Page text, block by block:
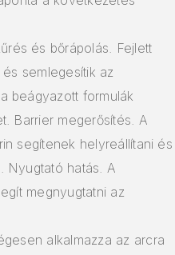
és bőrápolás. Fejlett
semlegesítik az
beágyazott formulák
Barrier megerősítés. A
segítenek helyreállítani és
Nyugtató hatás. A
megnyugtatni az
alkalmazza az arcra